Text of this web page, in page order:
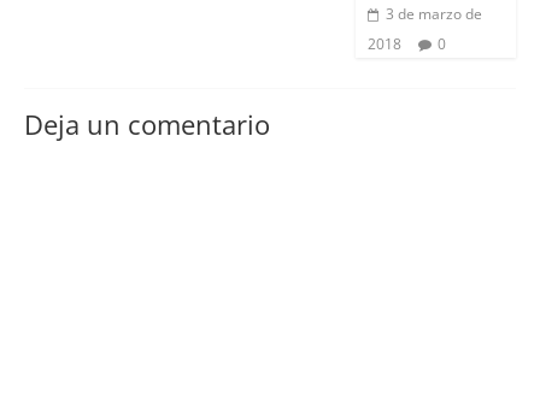
3 de marzo de
2018
0
Deja un comentario